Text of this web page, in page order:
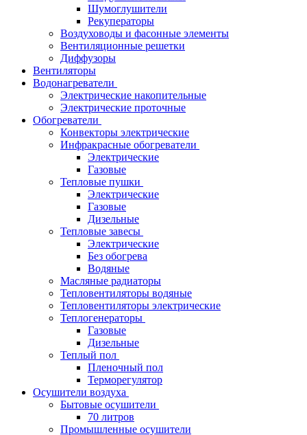
Шумоглушители
Рекуператоры
Воздуховоды и фасонные элементы
Вентиляционные решетки
Диффузоры
Вентиляторы
Водонагреватели
Электрические накопительные
Электрические проточные
Обогреватели
Конвекторы электрические
Инфракрасные обогреватели
Электрические
Газовые
Тепловые пушки
Электрические
Газовые
Дизельные
Тепловые завесы
Электрические
Без обогрева
Водяные
Масляные радиаторы
Тепловентиляторы водяные
Тепловентиляторы электрические
Теплогенераторы
Газовые
Дизельные
Теплый пол
Пленочный пол
Терморегулятор
Осушители воздуха
Бытовые осушители
70 литров
Промышленные осушители